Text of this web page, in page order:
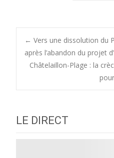
Post
← Vers une dissolution du
après l’abandon du projet
Châtelaillon-Plage : la
LE DIRECT